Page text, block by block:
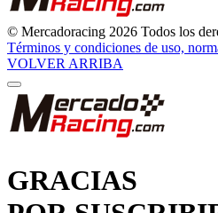
© Mercadoracing 2026 Todos los
Términos y condiciones de uso,
VOLVER ARRIBA
GRACIAS